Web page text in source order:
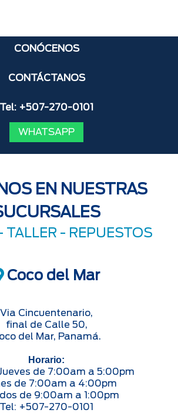
CONÓCENOS
CONTÁCTANOS
Tel: +507-270-0101
WHATSAPP
EN NUESTRAS
TALLER - REPUESTOS
Coco del Mar
Via Cincuentenario,
final de Calle 50,
del Mar, Panamá.
Horario:
de 7:00am a 5:00pm
de 7:00am a 4:00pm
de 9:00am a 1:00pm
Tel: +507-270-0101